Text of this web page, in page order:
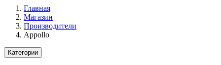
Главная
Магазин
Производители
Appollo
Категории